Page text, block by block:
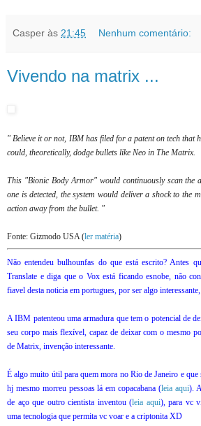
Casper às 21:45 Nenhum comentário:
Vivendo na matrix ...
" Believe it or not, IBM has filed for a patent on tech that
could, theoretically, dodge bullets like Neo in The Matrix.
This "Bionic Body Armor" would continuously scan the
one is detected, the system would deliver a shock to the
action away from the bullet. "
Fonte: Gizmodo USA (ler matéria)
Não entendeu bulhounfas do que está escrito? Antes
Translate e diga que o Vox está ficando esnobe, não
fiavel desta noticia em portugues, por ser algo
A IBM patenteou uma armadura que tem o potencial de
seu corpo mais flexível, capaz de deixar com o mesmo
de Matrix, invenção interessante.
É algo muito útil para quem mora no Rio de Janeiro e
hj mesmo morreu pessoas lá em copacabana (leia aqui).
de aço que outro cientista inventou (leia aqui), para vc
uma tecnologia que permita vc voar e a criptonita XD